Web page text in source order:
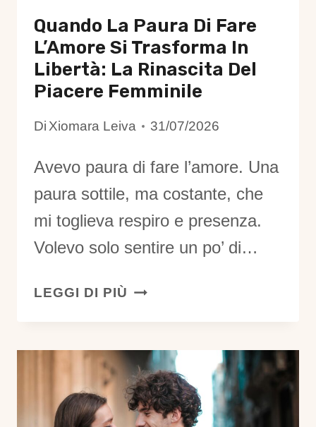
Quando La Paura Di Fare
L’Amore Si Trasforma In
Libertà: La Rinascita Del
Piacere Femminile
DiXiomara Leiva 31/07/2026
Avevo paura di fare l’amore. Una
paura sottile, ma costante, che
mi toglieva respiro e presenza.
Volevo solo sentire un po’ di…
LEGGI DI PIÙ QUANDO
DI
FARE
L’AMORE
SI